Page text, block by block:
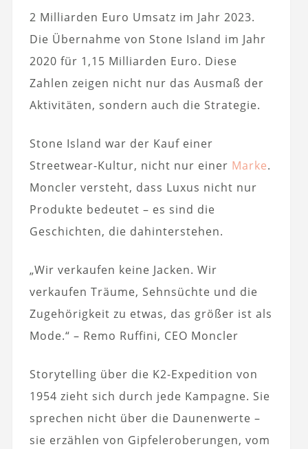
2 Milliarden Euro Umsatz im Jahr 2023.
Die Übernahme von Stone Island im Jahr
2020 für 1,15 Milliarden Euro. Diese
Zahlen zeigen nicht nur das Ausmaß der
Aktivitäten, sondern auch die Strategie.
Stone Island war der Kauf einer
Streetwear-Kultur, nicht nur einer Marke.
Moncler versteht, dass Luxus nicht nur
Produkte bedeutet – es sind die
Geschichten, die dahinterstehen.
„Wir verkaufen keine Jacken. Wir
verkaufen Träume, Sehnsüchte und die
Zugehörigkeit zu etwas, das größer ist als
Mode.“ – Remo Ruffini, CEO Moncler
Storytelling über die K2-Expedition von
1954 zieht sich durch jede Kampagne. Sie
sprechen nicht über die Daunenwerte –
sie erzählen von Gipfeleroberungen, vom